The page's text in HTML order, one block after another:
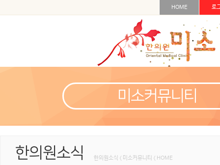
HOME 로
미소커뮤니티
한의원소식 한의원소식 < 미소커뮤니티 < HOME